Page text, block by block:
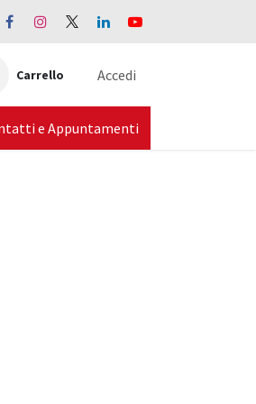
Carrello Accedi
e Appuntamenti